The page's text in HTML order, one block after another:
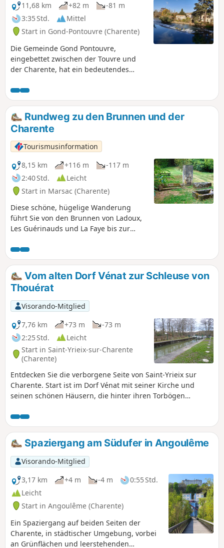
11,68 km
+82 m
-81 m
3:35 Std.
Mittel
Start in Gond-Pontouvre (Charente)
Die Gemeinde Gond Pontouvre,
eingebettet zwischen der Touvre und
der Charente, hat ein bedeutendes
Schleusen, Brücken, Mühlen und
Waschhäuser entdecken kann.
Rundweg zu den Brunnen und der
Charente
Tourismusinformation
8,15 km
+116 m
-117 m
2:40 Std.
Leicht
Start in Marsac (Charente)
Diese schöne, hügelige Wanderung
führt Sie von den Brunnen von Ladoux,
Les Guérinauds und La Faye bis zur
Vom alten Dorf Vénat zur Schleuse von
Thouérat
Visorando-Mitglied
7,76 km
+73 m
-73 m
2:25 Std.
Leicht
Start in Saint-Yrieix-sur-Charente
(Charente)
Entdecken Sie die verborgene Seite von Saint-Yrieix sur
Charente. Start ist im Dorf Vénat mit seiner Kirche und
seinen schönen Häusern, die hinter ihren Torbögen
Schleuse von Thouérat zu gelangen. Eine
abwechslungsreiche Strecke, die Natur und Kulturerbe
verbindet und schöne Überraschungen bereithält
(Aussichtspunkte, Brunnen). Das Land in der Stadt!
Spaziergang am Südufer in Angoulême
Visorando-Mitglied
3,17 km
+4 m -4 m
0:55 Std.
Leicht
Start in Angoulême (Charente)
Ein Spaziergang auf beiden Seiten der
Charente, in städtischer Umgebung, vorbei
an Grünflächen und leerstehenden